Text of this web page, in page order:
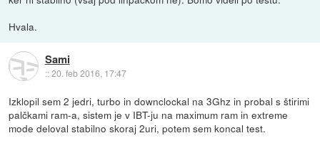
Hvala.
Sami
::20. feb 2016, 17:47
Izklopil sem 2 jedri, turbo in downclockal na 3Ghz in probal s štirimi
palčkami ram-a, sistem je v IBT-ju na maximum ram in extreme
mode deloval stabilno skoraj 2uri, potem sem koncal test.